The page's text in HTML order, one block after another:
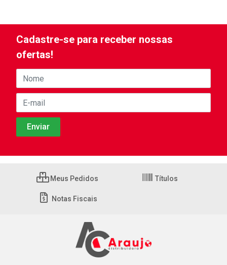
Cadastre-se para receber nossas
ofertas!
Meus Pedidos Títulos
Notas Fiscais